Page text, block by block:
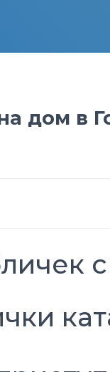
дом в